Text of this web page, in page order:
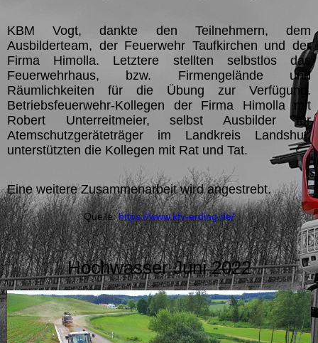
KBM Vogt, dankte den Teilnehmern, dem
Ausbilderteam, der Feuerwehr Taufkirchen und der
Firma Himolla. Letztere stellten selbstlos das
Feuerwehrhaus, bzw. Firmengelände und
Räumlichkeiten für die Übung zur Verfügung.
Betriebsfeuerwehr-Kollegen der Firma Himolla mit
Robert Unterreitmeier, selbst Ausbilder für
Atemschutzgeräteträger im Landkreis Landshut,
unterstützten die Kollegen mit Rat und Tat.
Eine weitere Zusammenarbeit wird angestrebt.
Quelle:https://www.kfv-erding.de/
Hochwasser Juni 2022